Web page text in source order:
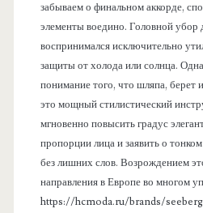
забываем о финальном аккорде,
элементы воедино. Головной убор
воспринимался исключительно
защиты от холода или солнца.
понимание того, что шляпа,
это мощный стилистический
мгновенно повысить градус
пропорции лица и заявить о тонком
без лишних слов. Возрождением
направления в Европе во многом
https://hcmoda.ru/brands/